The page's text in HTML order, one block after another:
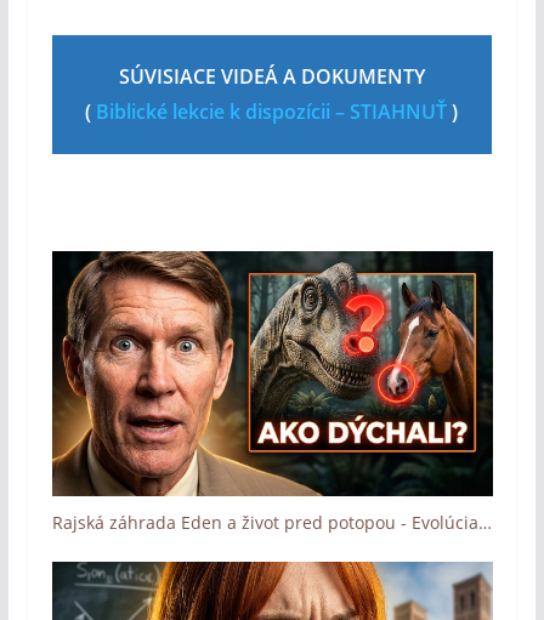
SÚVISIACE VIDEÁ A DOKUMENTY
( Biblické lekcie k dispozícii – STIAHNUŤ)
Rajská záhrada Eden a život pred potopou - Evolúcia v troskách (Kent Hovind)